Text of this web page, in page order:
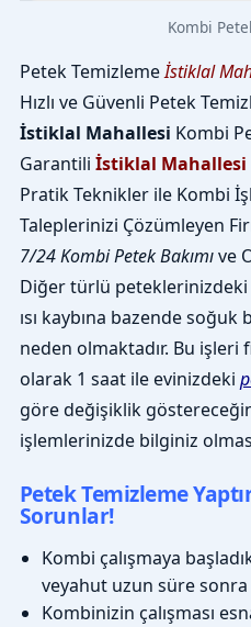
Kombi
Petek Temizlemeİstiklal
Hızlı ve Güvenli Petek
İstiklal Mahallesi Kombi
Garantili İstiklal Mahallesi
Pratik Teknikler ile Kombi
Taleplerinizi Çözümleyen
7/24 Kombi Petek Bakımıve
Diğer türlü peteklerinizdeki
ısı kaybına bazende soğuk
neden olmaktadır. Bu işleri
olarak 1 saat ile evinizdeki
göre değişiklik
işlemlerinizde bilginiz
Petek Temizleme
Sorunlar!
Kombi çalışmaya
veyahut uzun süre sonra
Kombinizin çalışması